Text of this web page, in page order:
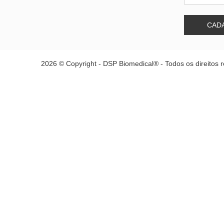
2026 © Copyright - DSP Biomedical® - Todos os direitos